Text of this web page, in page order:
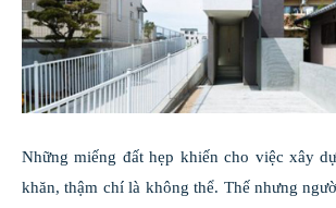
Những miếng đất hẹp khiến cho việc xây
khăn, thậm chí là không thể. Thế nhưng